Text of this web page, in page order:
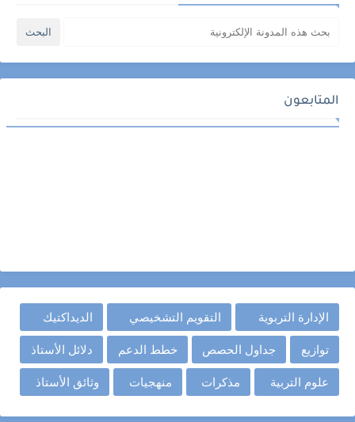
المتابعون
الإدارة التربوية التقويم التشخيصي الديداكتيك
توازيع جداول الحصص خطط الدعم دلائل الأستاذ
علوم التربية مذكرات منهجيات وثائق الأستاذ